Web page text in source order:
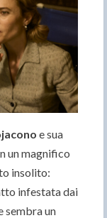
e sua
un magnifico
insolito:
infestata dai
sembra un